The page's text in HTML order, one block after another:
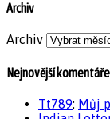
Archiv
Archiv
Nejnovější komentáře
Tt789: Můj